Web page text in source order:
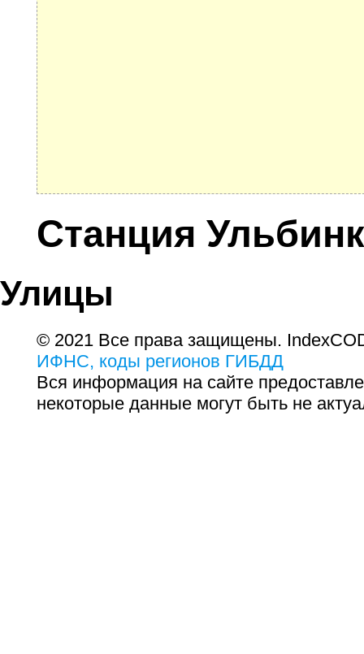
Станция
Улицы
© 2021 Все права защищены.
ИФНС, коды регионов ГИБДД
Вся информация на сайте
некоторые данные могут быть не